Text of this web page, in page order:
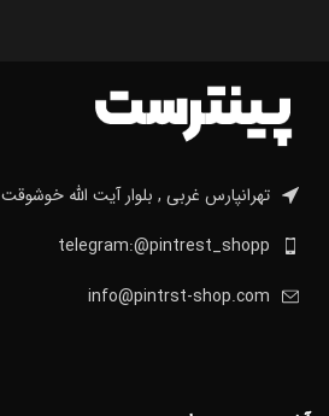
تهرانپارس غربی , بلوار آیت الله خوشوقت
telegram:@pintrest_shopp
info@pintrst-shop.com